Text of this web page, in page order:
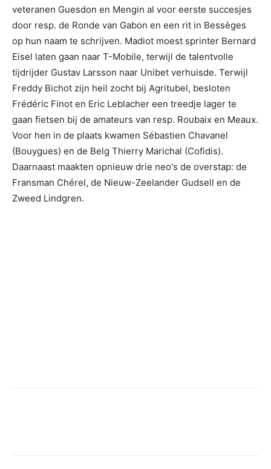
veteranen Guesdon en Mengin al voor eerste succesjes
door resp. de Ronde van Gabon en een rit in Bessèges
op hun naam te schrijven. Madiot moest sprinter Bernard
Eisel laten gaan naar T-Mobile, terwijl de talentvolle
tijdrijder Gustav Larsson naar Unibet verhuisde. Terwijl
Freddy Bichot zijn heil zocht bij Agritubel, besloten
Frédéric Finot en Eric Leblacher een treedje lager te
gaan fietsen bij de amateurs van resp. Roubaix en Meaux.
Voor hen in de plaats kwamen Sébastien Chavanel
(Bouygues) en de Belg Thierry Marichal (Cofidis).
Daarnaast maakten opnieuw drie neo's de overstap: de
Fransman Chérel, de Nieuw-Zeelander Gudsell en de
Zweed Lindgren.